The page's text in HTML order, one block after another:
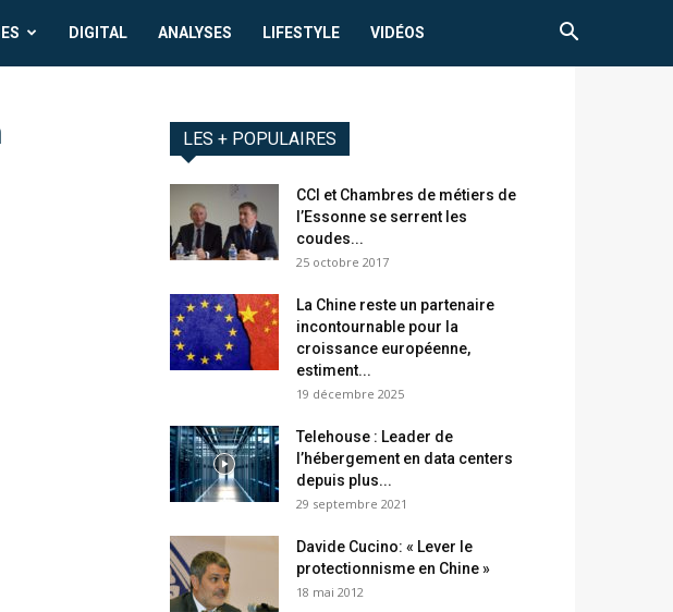
DIGITAL ANALYSES LIFESTYLE VIDÉOS
LES + POPULAIRES
CCI et Chambres de métiers de
l’Essonne se serrent les
coudes...
25 octobre 2017
La Chine reste un partenaire
incontournable pour la
croissance européenne,
estiment...
19 décembre 2025
Telehouse : Leader de
l’hébergement en data centers
depuis plus...
29 septembre 2021
Davide Cucino: « Lever le
protectionnisme en Chine »
18 mai 2012